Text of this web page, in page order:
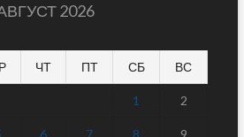
2026
ЧТ ПТ СБ ВС
1 2
6 7 8 9